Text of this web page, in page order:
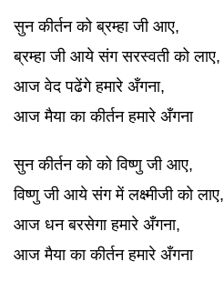
सुन कीर्तन को ब्रम्हा जी आए,
ब्रम्हा जी आये संग सरस्वती को लाए,
आज वेद पढेंगे हमारे अँगना,
आज मैया का कीर्तन हमारे अँगना
सुन कीर्तन को को विष्णु जी आए,
विष्णु जी आये संग में लक्ष्मीजी को लाए,
आज धन बरसेगा हमारे अँगना,
आज मैया का कीर्तन हमारे अँगना